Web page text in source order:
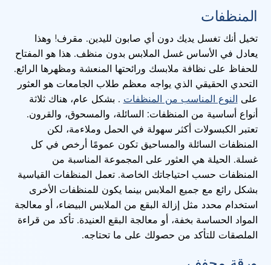
المنظفات
تخيل أنك تغسل يديك دون أي صابون لليدين. مقرف! وهذا
يعادل في الأساس غسل الملابس بدون منظف. هذا هو المفتاح
للحفاظ على نظافة ملابسك ورائحتها المنعشة ومظهرها الرائع.
التحدي الحقيقي الذي يواجه معظم طلاب الجامعات هو العثور
على النوع المناسب من المنظفات . بشكل عام، هناك ثلاثة
أنواع أساسية من المنظفات: السائلة، والمسحوق، والقرون.
تعتبر الكبسولات أكثر سهولة في الحمل وملاءمة، لكن
المنظفات السائلة والمساحيق تكون عمومًا أرخص في كل
غسلة. الحيلة هي العثور على المجموعة المناسبة من
المنظفات حسب احتياجاتك الخاصة. تعمل المنظفات القياسية
بشكل رائع مع جميع الملابس بينما يكون للمنظفات الأخرى
استخدام محدد مثل إزالة البقع من الملابس البيضاء، أو معالجة
المواد الحساسة بخفة، أو معالجة البقع العنيدة. تأكد من قراءة
الملصقات للتأكد من حصولك على ما تحتاجه.